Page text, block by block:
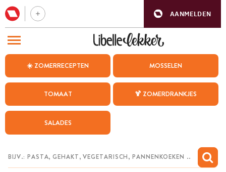
AANMELDEN
☀️ ZOMERRECEPTEN MOSSELEN
TOMAAT 🍹 ZOMERDRANKJES
SALADES
BEZOEK ONZE ANDERE WEBSITES
WEEKMENU
CHAT MET MAIA
MIJN BEWAARDE RECEPTEN